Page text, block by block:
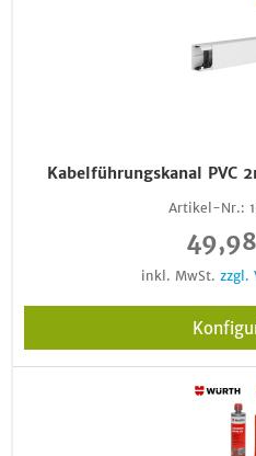
Kabelführungskanal
Artikel-Nr.:
inkl. MwSt. zzgl.